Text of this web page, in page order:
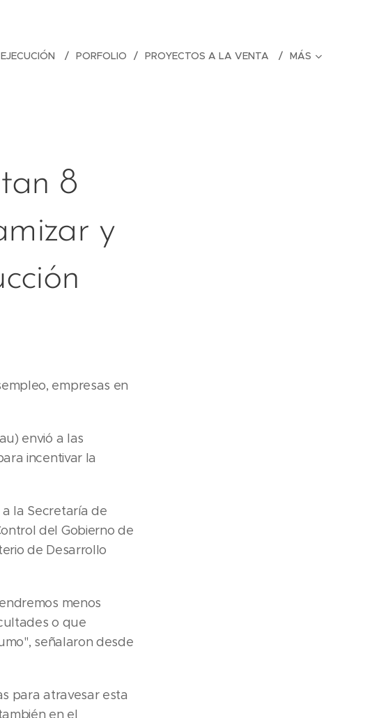
PORFOLIO PROYECTOS A LA VENTA MÁS
8
y
empresas en
envió a las
incentivar la
la Secretaría de
del Gobierno de
de Desarrollo
menos
o que
señalaron desde
para atravesar esta
en el